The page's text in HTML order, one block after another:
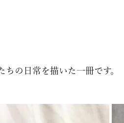
の日常を描いた一冊です。